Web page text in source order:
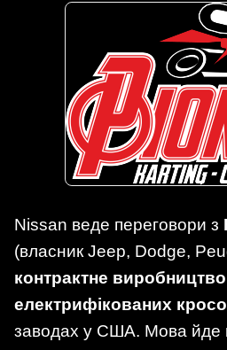
Nissan веде переговори з
(власник Jeep, Dodge,
контрактне виробництво
електрифікованих
заводах у США. Мова йде